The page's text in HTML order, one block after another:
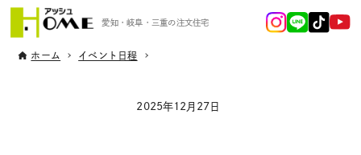
愛知・岐阜・三重の注文住宅
ホーム イベント日程
2025年12月27日